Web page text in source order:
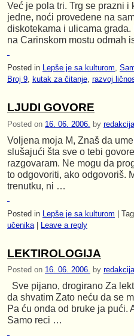
Već je pola tri. Trg se prazni
jedne, noći provedene na
diskotekama i ulicama
na Carinskom mostu odmah
Posted in Lepše je sa kulturom,
Broj 9, kutak za čitanje, razvoj
LJUDI GOVORE
Posted on 16. 06. 2006. by redakcija
Voljena moja M, Znaš da
slušajući šta sve o tebi
razgovaram. Ne mogu da
to odgovoriti, ako odgovoriš.
trenutku, ni …
Posted in Lepše je sa kulturom |
učenika | Leave a reply
LEKTIROLOGIJA
Posted on 16. 06. 2006. by redakcija
Sve pijano, drogirano Za
da shvatim Zato neću da se
Pa ću onda od bruke ja pući.
Samo reci …